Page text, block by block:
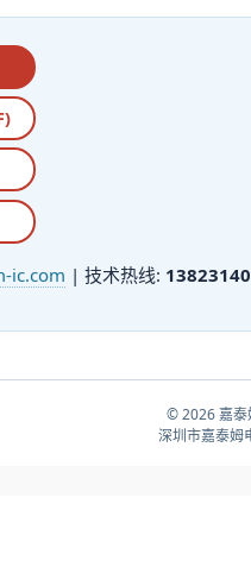
ic.com | 技术热线:
© 2026 嘉泰
深圳市嘉泰